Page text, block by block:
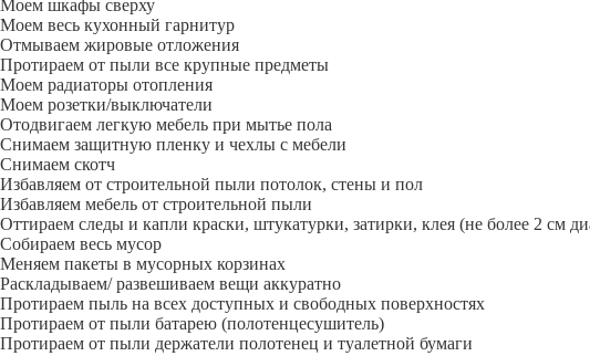
Моем шкафы сверху
Моем весь кухонный гарнитур
Отмываем жировые отложения
Протираем от пыли все крупные предметы
Моем радиаторы отопления
Моем розетки/выключатели
Отодвигаем легкую мебель при мытье пола
Снимаем защитную пленку и чехлы с мебели
Снимаем скотч
Избавляем от строительной пыли потолок, стены и пол
Избавляем мебель от строительной пыли
Оттираем следы и капли краски, штукатурки, затирки, клея (не более 2 см
Собираем весь мусор
Меняем пакеты в мусорных корзинах
Раскладываем/ развешиваем вещи аккуратно
Протираем пыль на всех доступных и свободных поверхностях
Протираем от пыли батарею (полотенцесушитель)
Протираем от пыли держатели полотенец и туалетной бумаги